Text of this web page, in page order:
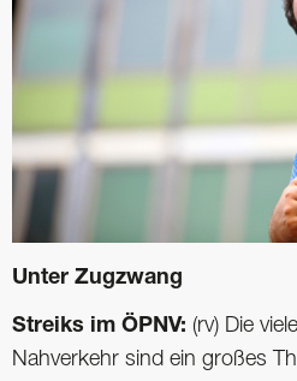
Unter Zugzwang
Streiks im ÖPNV: (rv) Die
Nahverkehr sind ein großes